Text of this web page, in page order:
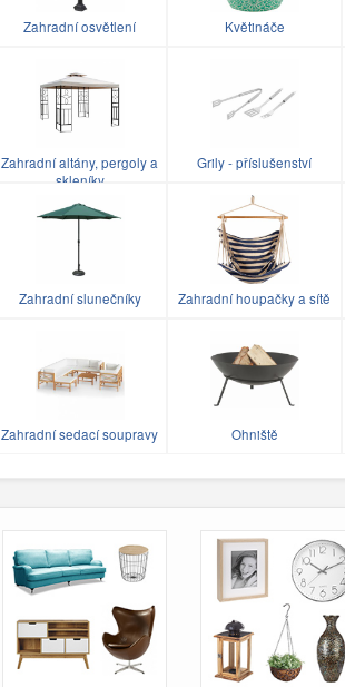
Zahradní osvětlení Květináče
Zahradní altány, pergoly a
skleníky
Grily - příslušenství
Zahradní slunečníky Zahradní houpačky a sítě
Zahradní sedací soupravy Ohniště